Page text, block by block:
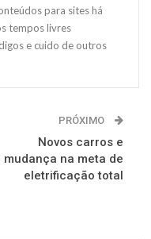
para sites há
tempos livres
e cuido de outros
PRÓXIMO
Novos carros e
mudança na meta de
eletrificação total